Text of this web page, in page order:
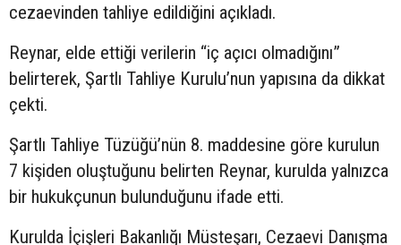
cezaevinden tahliye edildiğini açıkladı.
Reynar, elde ettiği verilerin “iç açıcı olmadığını”
belirterek, Şartlı Tahliye Kurulu’nun yapısına da dikkat
çekti.
Şartlı Tahliye Tüzüğü’nün 8. maddesine göre kurulun
7 kişiden oluştuğunu belirten Reynar, kurulda yalnızca
bir hukukçunun bulunduğunu ifade etti.
Kurulda İçişleri Bakanlığı Müsteşarı, Cezaevi Danışma